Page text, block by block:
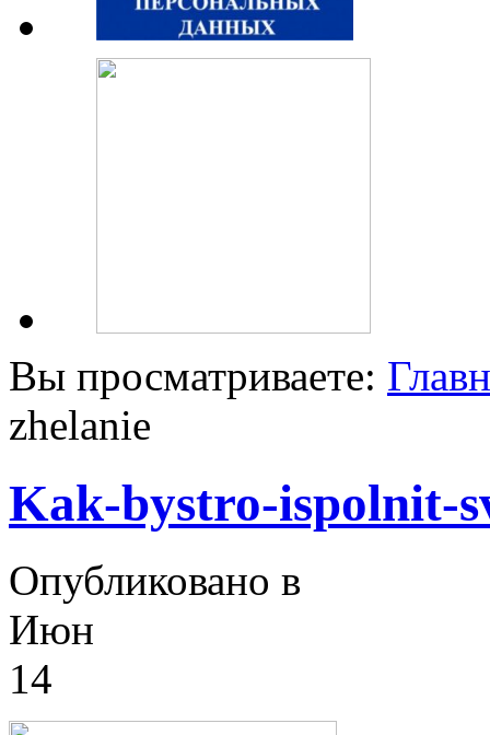
Вы просматриваете:
zhelanie
Kak-bystro-ispolnit-
Опубликовано в
Июн
14